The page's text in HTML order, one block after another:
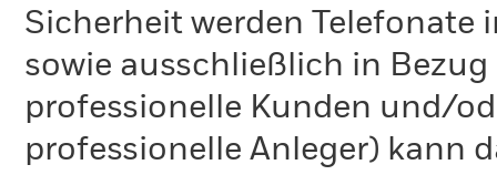
Sicherheit werden Telefonate
sowie ausschließlich in
professionelle Kunden und/
professionelle Anleger) kann